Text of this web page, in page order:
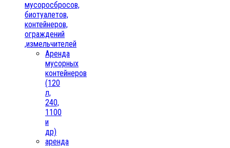
мусоросбросов,
биотуалетов,
контейнеров,
ограждений
,измельчителей
Аренда
мусорных
контейнеров
(120
л,
240,
1100
и
др)
аренда